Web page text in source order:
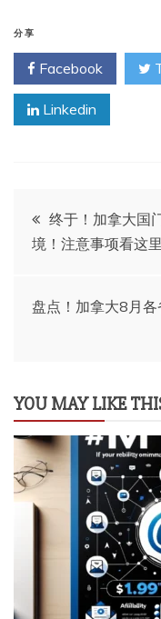
分享
Facebook
Linkedin
文
章
导
终于！加拿大国
境！注意事项看这里
盘点！加拿大8月
YOU MAY LIKE